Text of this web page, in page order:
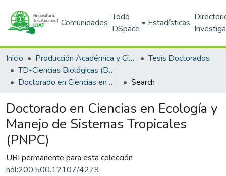
Comunidades
Todo
DSpace
Estadísticas
Inicio Producción Académica y Científica
Tesis Doctorados
TD-Ciencias Biológicas (DACBIOL)
Doctorado en Ciencias en Ecología y Manejo de Sistemas Tropicales (PNPC)
Search
Doctorado en Ciencias en Ecología y
Manejo de Sistemas Tropicales
(PNPC)
URI permanente para esta colección
hdl:200.500.12107/4279